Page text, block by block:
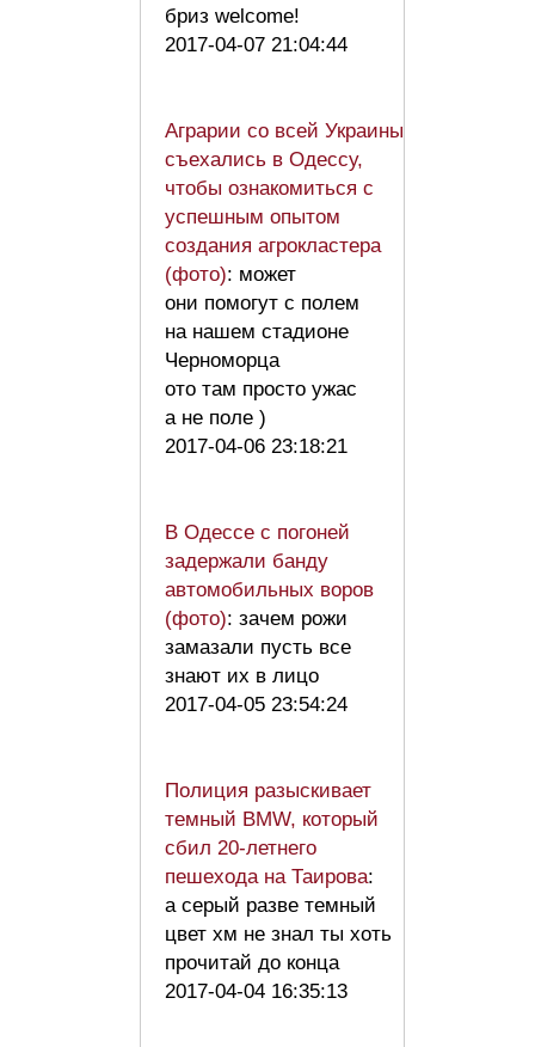
бриз welcome!
2017-04-07 21:04:44
Аграрии со всей Украины
съехались в Одессу,
чтобы ознакомиться с
успешным опытом
создания агрокластера
(фото): может
они помогут с полем
на нашем стадионе
Черноморца
ото там просто ужас
а не поле )
2017-04-06 23:18:21
В Одессе с погоней
задержали банду
автомобильных воров
(фото): зачем рожи
замазали пусть все
знают их в лицо
2017-04-05 23:54:24
Полиция разыскивает
темный BMW, который
сбил 20-летнего
пешехода на Таирова:
а серый разве темный
цвет хм не знал ты хоть
прочитай до конца
2017-04-04 16:35:13